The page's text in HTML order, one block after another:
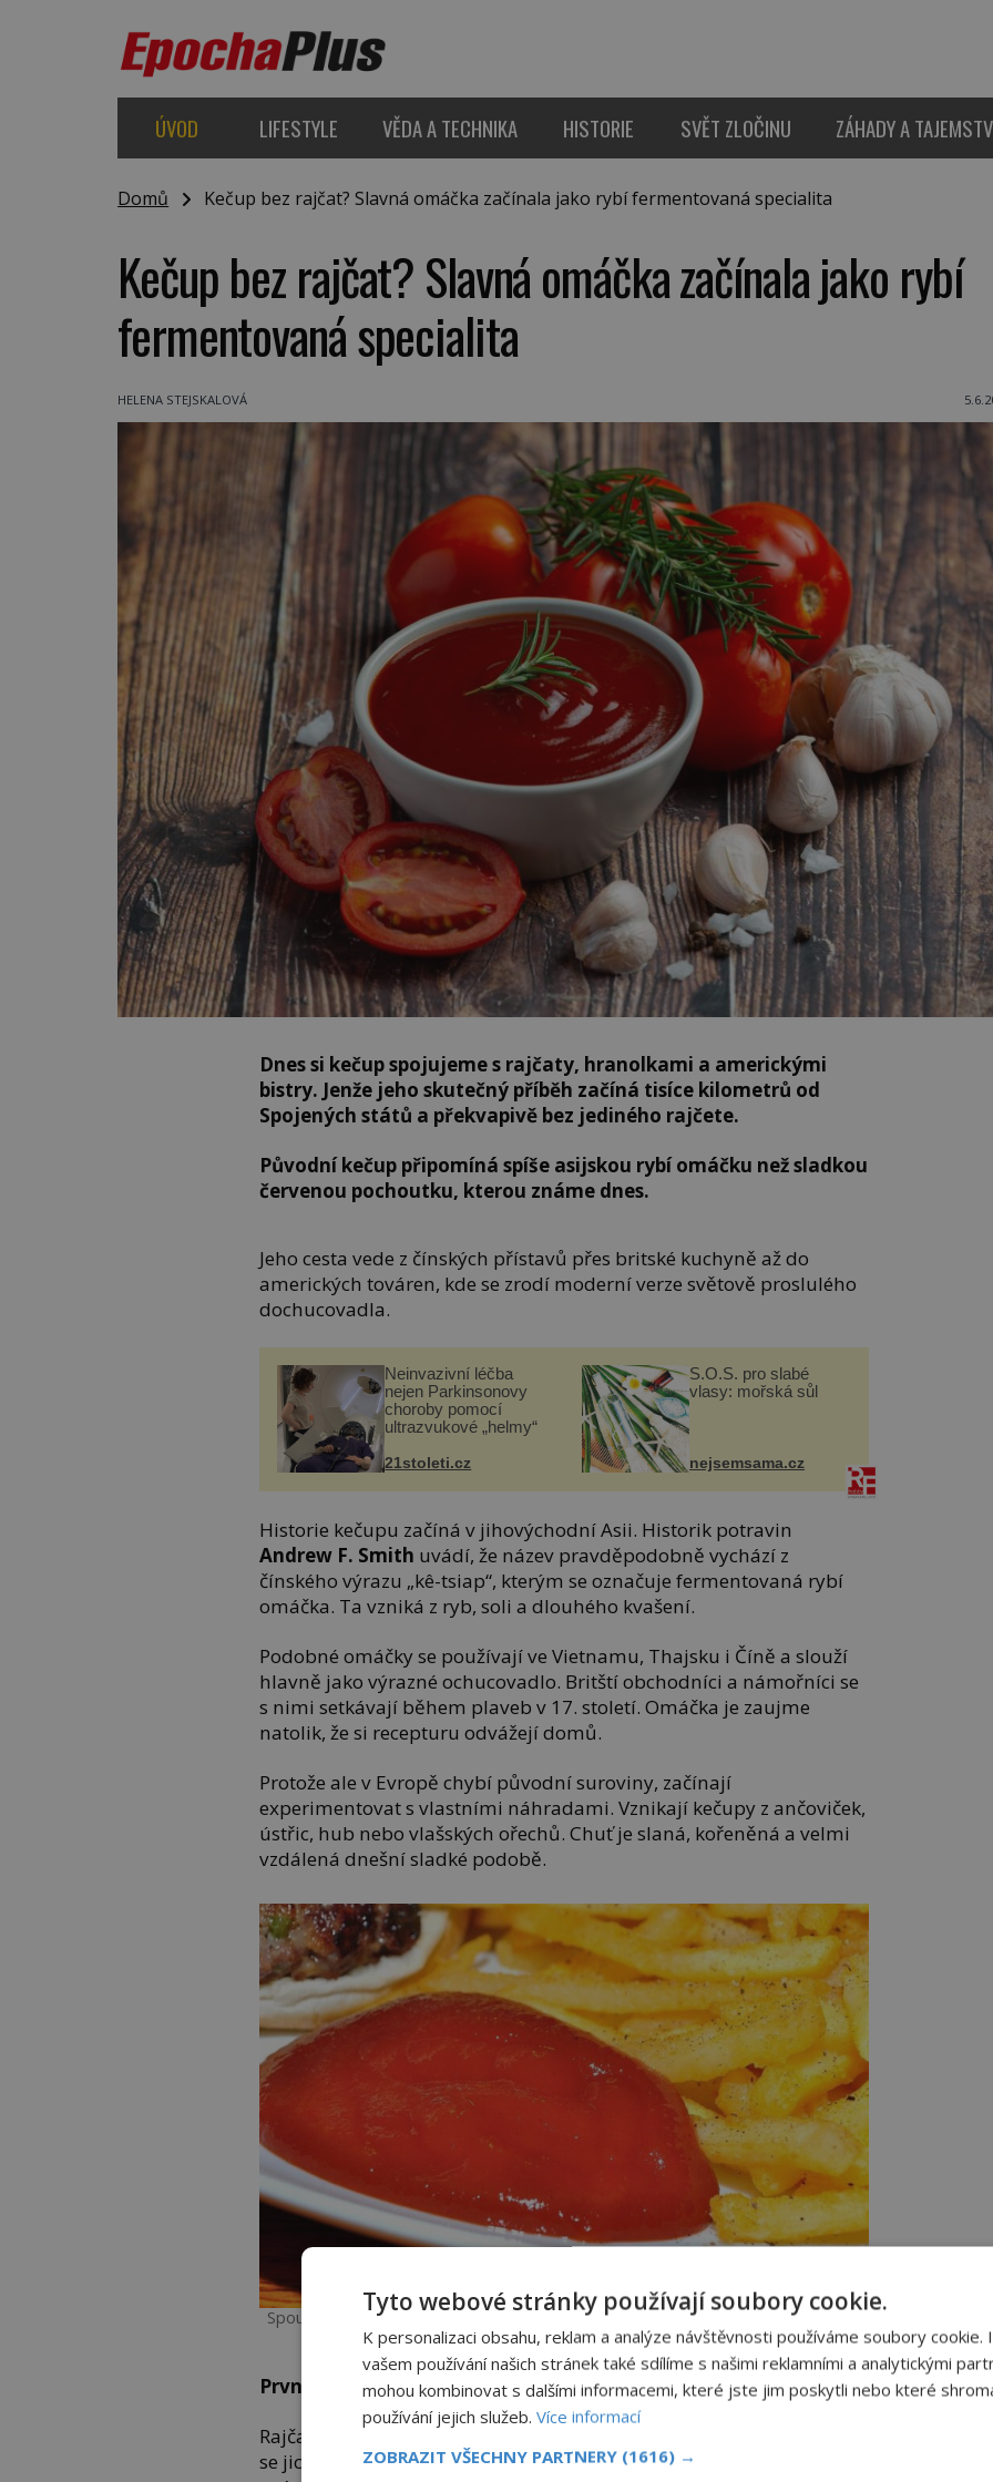
ÚVOD LIFESTYLE VĚDA A TECHNIKA HISTORIE SVĚT ZLOČINU ZÁHADY A
Domů Kečup bez rajčat? Slavná omáčka začínala jako rybí fermentovaná specialita
Kečup bez rajčat? Slavná omáčka začínala jako rybí
fermentovaná specialita
HELENA STEJSKALOVÁ
Dnes si kečup spojujeme s rajčaty, hranolkami a americkými
bistry. Jenže jeho skutečný příběh začíná tisíce kilometrů od
Spojených států a překvapivě bez jediného rajčete.
Původní kečup připomíná spíše asijskou rybí omáčku než sladkou
červenou pochoutku, kterou známe dnes.
Jeho cesta vede z čínských přístavů přes britské kuchyně až do
amerických továren, kde se zrodí moderní verze světově proslulého
dochucovadla.
Neinvazivní léčba
nejen Parkinsonovy
choroby pomocí
ultrazvukové „helmy“
21stoleti.cz
S.O.S. pro slabé
vlasy: mořská sůl
nejsemsama.cz
Historie kečupu začíná v jihovýchodní Asii. Historik potravin
Andrew F. Smith uvádí, že název pravděpodobně vychází z
čínského výrazu „kê-tsiap“, kterým se označuje fermentovaná rybí
omáčka. Ta vzniká z ryb, soli a dlouhého kvašení.
Podobné omáčky se používají ve Vietnamu, Thajsku i Číně a slouží
hlavně jako výrazné ochucovadlo. Britští obchodníci a námořníci se
s nimi setkávají během plaveb v 17. století. Omáčka je zaujme
natolik, že si recepturu odvážejí domů.
Protože ale v Evropě chybí původní suroviny, začínají
experimentovat s vlastními náhradami. Vznikají kečupy z ančoviček,
ústřic, hub nebo vlašských ořechů. Chuť je slaná, kořeněná a velmi
vzdálená dnešní sladké podobě.
Spousta lidí si dnes hranolky bez pořádné porce kečupu prostě neumí představit.
Foto: jeffreyw/Creative Commons/CC BY-SA 2.0
První známý recept
Rajčata vstupují do příběhu až na počátku 19. století. Dlouhou dobu
se jich Evropané obávají, protože je považují za jedovatá. První
Tyto webové stránky používají soubory cookie.
K personalizaci obsahu, reklam a analýze návštěvnosti používáme soubory cookie.
vašem používání našich stránek také sdílíme s našimi reklamními a analytickými
mohou kombinovat s dalšími informacemi, které jste jim poskytli nebo které
používání jejich služeb. Více informací
ZOBRAZIT VŠECHNY PARTNERY (1616) →